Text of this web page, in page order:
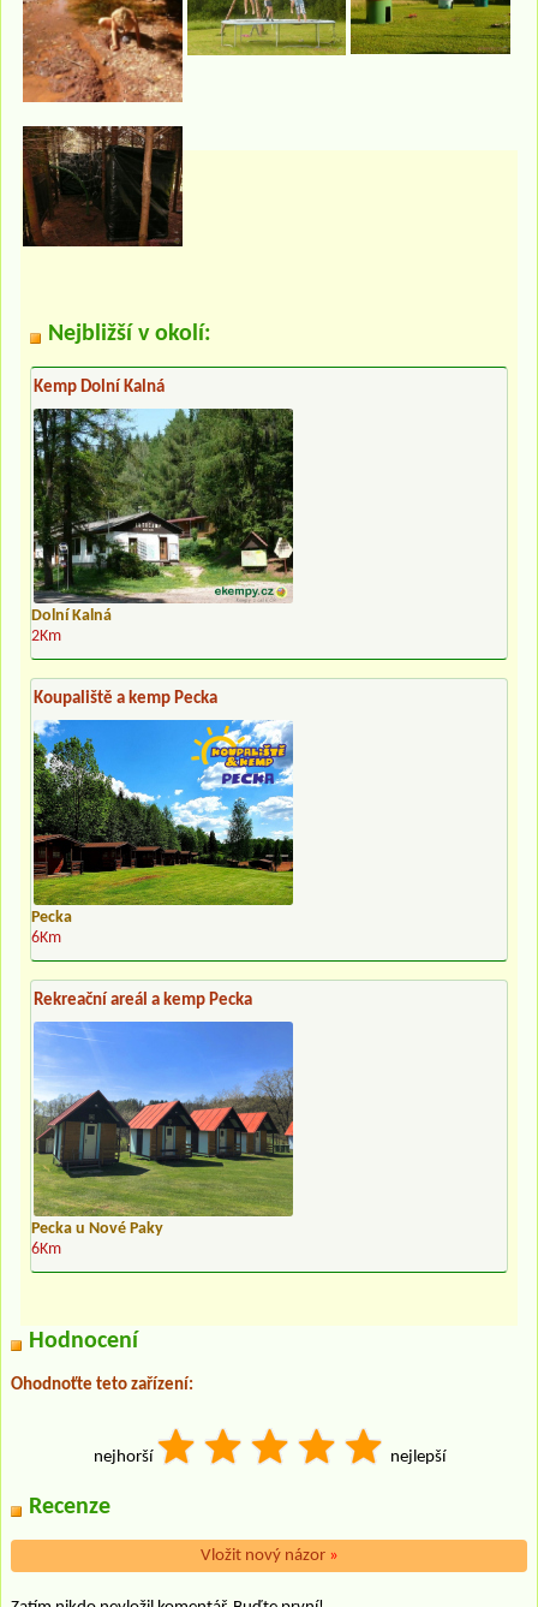
Nejbližší v okolí:
Kemp Dolní Kalná
Dolní Kalná
2Km
Koupaliště a kemp Pecka
Pecka
6Km
Rekreační areál a kemp Pecka
Pecka u Nové Paky
6Km
Hodnocení
Ohodnoťte teto zařízení:
nejhorší nejlepší
Recenze
Vložit nový názor »